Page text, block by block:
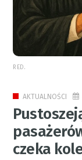
RED.
AKTUALNOŚCI
czeka